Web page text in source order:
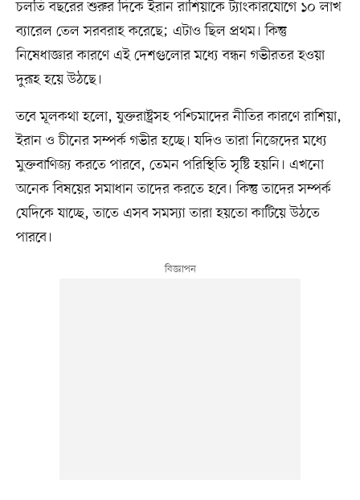
চলতি বছরের শুরুর দিকে ইরান রাশিয়াকে ট্যাংকারযোগে ১০ লাখ
ব্যারেল তেল সরবরাহ করেছে; এটাও ছিল প্রথম। কিন্তু
নিষেধাজ্ঞার কারণে এই দেশগুলোর মধ্যে বন্ধন গভীরতর হওয়া
দুরূহ হয়ে উঠছে।
তবে মূলকথা হলো, যুক্তরাষ্ট্রসহ পশ্চিমাদের নীতির কারণে রাশিয়া,
ইরান ও চীনের সম্পর্ক গভীর হচ্ছে। যদিও তারা নিজেদের মধ্যে
মুক্তবাণিজ্য করতে পারবে, তেমন পরিস্থিতি সৃষ্টি হয়নি। এখনো
অনেক বিষয়ের সমাধান তাদের করতে হবে। কিন্তু তাদের সম্পর্ক
যেদিকে যাচ্ছে, তাতে এসব সমস্যা তারা হয়তো কাটিয়ে উঠতে
পারবে।